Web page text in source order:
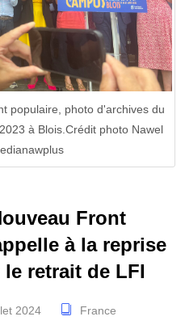
populaire, photo d'archives du
à Blois.Crédit photo Nawel
Front
à la reprise
retrait de LFI
2024 France